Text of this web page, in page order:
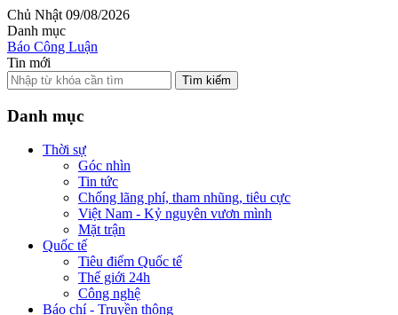
Chủ Nhật 09/08/2026
Danh mục
Báo Công Luận
Tin mới
Tìm kiếm
Danh mục
Thời sự
Góc nhìn
Tin tức
Chống lãng phí, tham nhũng, tiêu cực
Việt Nam - Kỷ nguyên vươn mình
Mặt trận
Quốc tế
Tiêu điểm Quốc tế
Thế giới 24h
Công nghệ
Báo chí - Truyền thông